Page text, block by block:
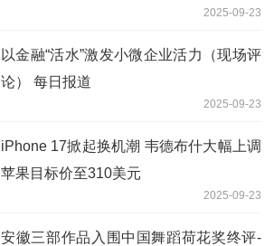
2025-09-23
以金融“活水”激发小微企业活力（现场评
论） 每日报道
2025-09-23
iPhone 17掀起换机潮 韦德布什大幅上调
苹果目标价至310美元
2025-09-23
安徽三部作品入围中国舞蹈荷花奖终评-